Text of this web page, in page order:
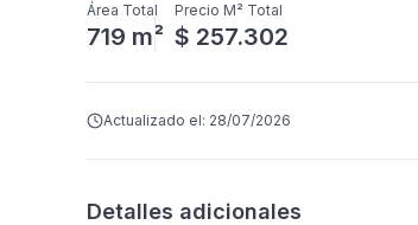
Área Total
719 m²
Precio M² Total
$ 257.302
Actualizado el: 28/07/2026
Detalles adicionales